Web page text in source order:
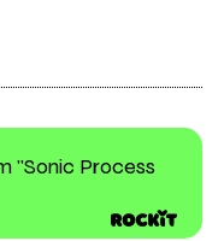
"Sonic Process